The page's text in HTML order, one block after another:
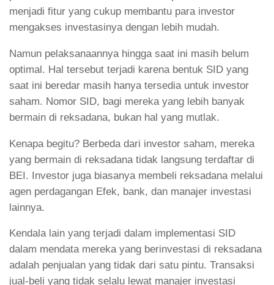
menjadi fitur yang cukup membantu para investor
mengakses investasinya dengan lebih mudah.
Namun pelaksanaannya hingga saat ini masih belum
optimal. Hal tersebut terjadi karena bentuk SID yang
saat ini beredar masih hanya tersedia untuk investor
saham. Nomor SID, bagi mereka yang lebih banyak
bermain di reksadana, bukan hal yang mutlak.
Kenapa begitu? Berbeda dari investor saham, mereka
yang bermain di reksadana tidak langsung terdaftar di
BEI. Investor juga biasanya membeli reksadana melalui
agen perdagangan Efek, bank, dan manajer investasi
lainnya.
Kendala lain yang terjadi dalam implementasi SID
dalam mendata mereka yang berinvestasi di reksadana
adalah penjualan yang tidak dari satu pintu. Transaksi
jual-beli yang tidak selalu lewat manajer investasi